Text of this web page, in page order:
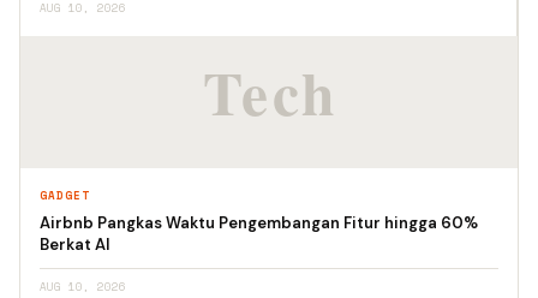
AUG 10, 2026
GADGET
Airbnb Pangkas Waktu Pengembangan Fitur hingga 60%
Berkat AI
AUG 10, 2026